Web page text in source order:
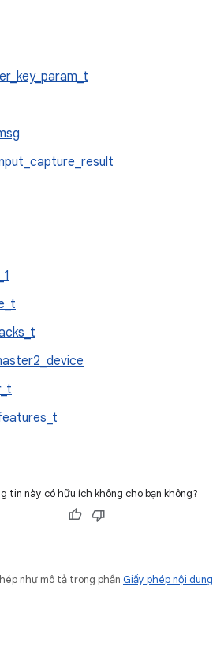
tin này có hữu ích không cho bạn không?
như mô tả trong phần Giấy phép nội dung